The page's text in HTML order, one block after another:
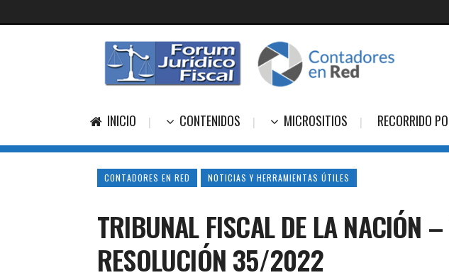
INICIO CONTENIDOS MICROSITIOS RECORRIDO
CONTADORES EN RED NOTICIAS Y HERRAMIENTAS ÚTILES
TRIBUNAL FISCAL DE LA NACIÓN
RESOLUCIÓN 35/2022